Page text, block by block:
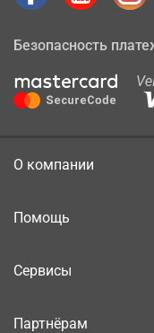
Безопасность
О компании
Помощь
Сервисы
Партнёрам